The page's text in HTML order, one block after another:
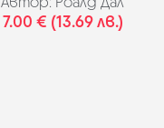
7.00 € (13.69 лв.)